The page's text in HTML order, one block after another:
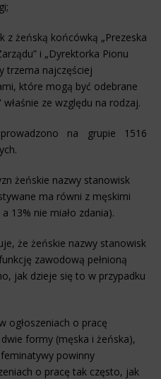
z żeńską końcówką „Prezeska
i „Dyrektorka Pionu
trzema najczęściej
które mogą być odebrane
ze względu na rodzaj.
na grupie 1516
żeńskie nazwy stanowisk
ma równi z męskimi
13% nie miało zdania).
że żeńskie nazwy stanowisk
zawodową pełnioną
jak dzieje się to w przypadku
ogłoszeniach o pracę
formy (męska i żeńska),
powinny
o pracę tak często, jak